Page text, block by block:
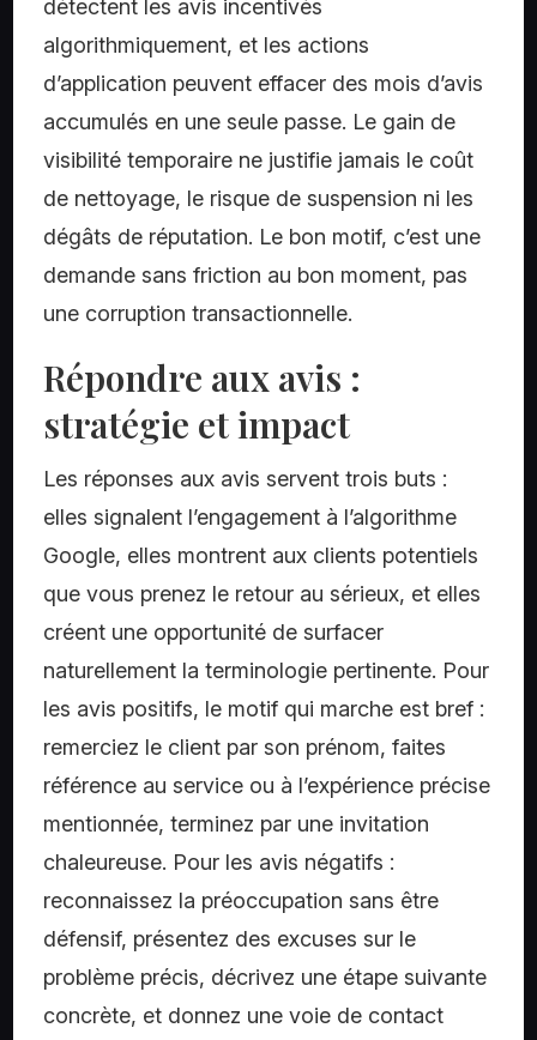
détectent les avis incentivés
algorithmiquement, et les actions
d’application peuvent effacer des mois d’avis
accumulés en une seule passe. Le gain de
visibilité temporaire ne justifie jamais le coût
de nettoyage, le risque de suspension ni les
dégâts de réputation. Le bon motif, c’est une
demande sans friction au bon moment, pas
une corruption transactionnelle.
Répondre aux avis :
stratégie et impact
Les réponses aux avis servent trois buts :
elles signalent l’engagement à l’algorithme
Google, elles montrent aux clients potentiels
que vous prenez le retour au sérieux, et elles
créent une opportunité de surfacer
naturellement la terminologie pertinente. Pour
les avis positifs, le motif qui marche est bref :
remerciez le client par son prénom, faites
référence au service ou à l’expérience précise
mentionnée, terminez par une invitation
chaleureuse. Pour les avis négatifs :
reconnaissez la préoccupation sans être
défensif, présentez des excuses sur le
problème précis, décrivez une étape suivante
concrète, et donnez une voie de contact